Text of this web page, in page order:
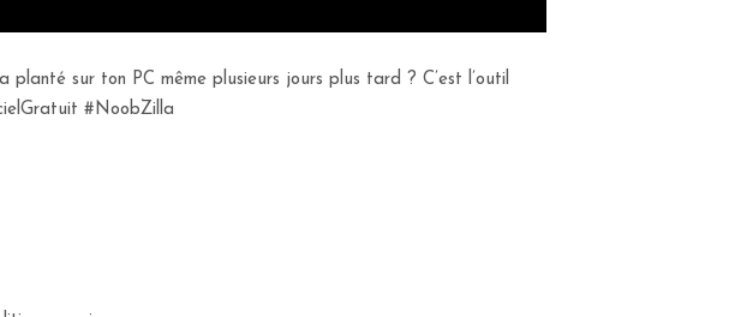
sur ton PC même plusieurs jours plus tard ? C’est l’outil
#NoobZilla